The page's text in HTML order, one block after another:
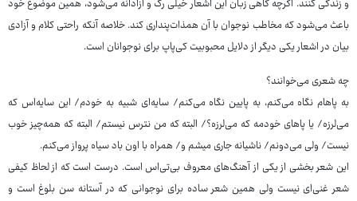
و زندگی کنند. اگرچه گاهی زبان این اشعار خیلی رک و آزادانه می‌شود، همین موضوع خود
باعث می‌شود که مخاطب نوجوان با آن همذات‌پنداری کند. خلاصه آنکه راحتی کلام و آزادی
بیان در اشعار یکی دیگر از دلایل محبوبیت کی‌پاپ برای نوجوانان است.
چه شعری می‌خوانند؟
به پاهام نگاه می‌کنم، به پایین نگاه می‌کنم/ سایه‌ای شبیه به خودم/ این سایه‌اس که
می‌لرزه/ یا پاهای خودمه که می‌لرزه؟/ البته که من نترس نیستم/ البته که همه‌چیز خوب
نیست/ ولی می‌دونم/ ناشیانه جاری میشم و/ همراه با اون باد سیاه پرواز می‌کنم.
این شعر بخشی از یکی از آهنگ‌های معروف بی‌تی‌اس است. درست است که از لحاظ کیفی
شعر غنی‌ای نیست ولی همین شعر ساده برای نوجوانی که در آستانه سن بلوغ است و